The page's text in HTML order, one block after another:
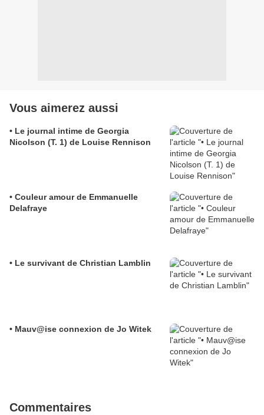
Vous aimerez aussi
• Le journal intime de Georgia
Nicolson (T. 1) de Louise Rennison
• Couleur amour de Emmanuelle
Delafraye
• Le survivant de Christian Lamblin
• Mauv@ise connexion de Jo Witek
Commentaires